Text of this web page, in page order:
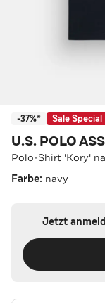
-37%* Sale Special
U.S. POLO
Polo-Shirt 'Kory'
Farbe: navy
Jetzt